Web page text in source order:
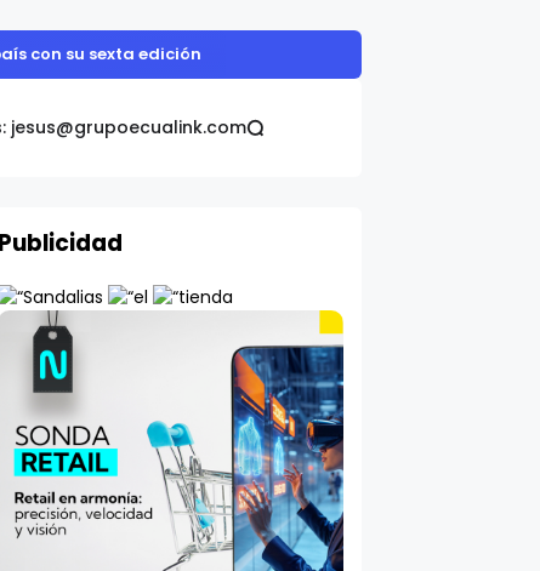
jesus@grupoecualink.com
con su sexta edición
Publicidad